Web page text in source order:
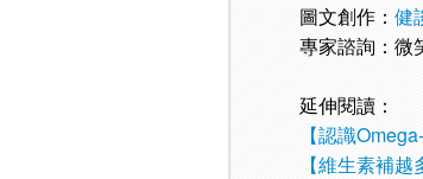
圖文創作：健
專家諮詢：微
延伸閱讀：
【認識Omega-
【維生素補越